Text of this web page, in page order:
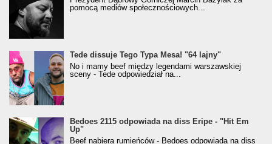
pomocą mediów społecznościowych...
Tede dissuje Tego Typa Mesa! "64 lajny"
No i mamy beef między legendami warszawskiej
sceny - Tede odpowiedział na...
Bedoes 2115 odpowiada na diss Eripe - "Hit Em
Up"
Beef nabiera rumieńców - Bedoes odpowiada na diss